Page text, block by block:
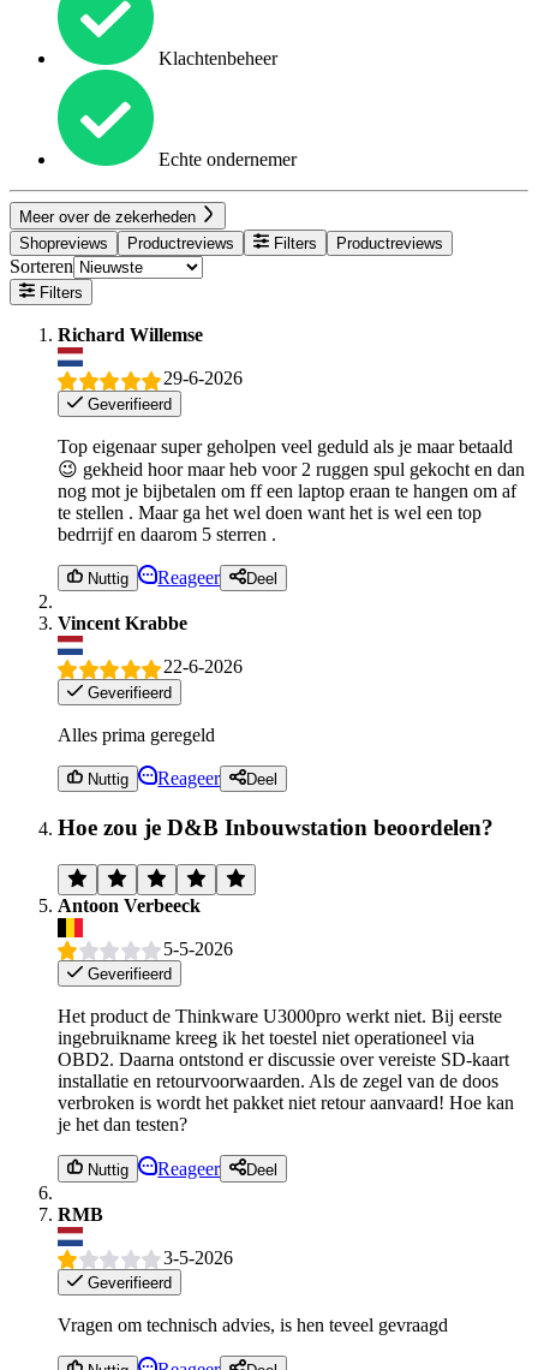
Klachtenbeheer
Echte ondernemer
Meer over de zekerheden
Shopreviews
Productreviews Filters Productreviews
Sorteren
Filters
Richard Willemse
29-6-2026
Geverifieerd
Top eigenaar super geholpen veel geduld als je maar betaald
😉 gekheid hoor maar heb voor 2 ruggen spul gekocht en dan
nog mot je bijbetalen om ff een laptop eraan te hangen om af
te stellen . Maar ga het wel doen want het is wel een top
bedrrijf en daarom 5 sterren .
Nuttig Reageer Deel
Vincent Krabbe
22-6-2026
Geverifieerd
Alles prima geregeld
Nuttig Reageer Deel
Hoe zou je D&B Inbouwstation beoordelen?
Antoon Verbeeck
5-5-2026
Geverifieerd
Het product de Thinkware U3000pro werkt niet. Bij eerste
ingebruikname kreeg ik het toestel niet operationeel via
OBD2. Daarna ontstond er discussie over vereiste SD-kaart
installatie en retourvoorwaarden. Als de zegel van de doos
verbroken is wordt het pakket niet retour aanvaard! Hoe kan
je het dan testen?
Nuttig Reageer Deel
RMB
3-5-2026
Geverifieerd
Vragen om technisch advies, is hen teveel gevraagd